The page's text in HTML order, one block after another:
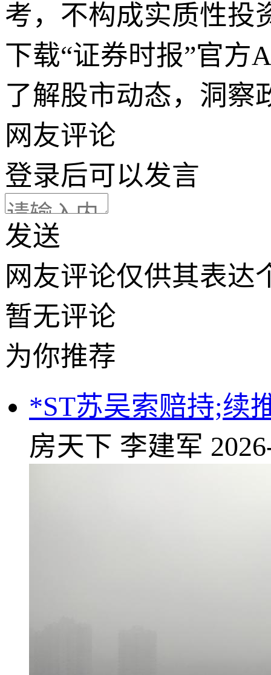
考，不构成实质性投
下载“证券时报”官方
了解股市动态，洞察
网友评论
登录后可以发言
发送
网友评论仅供其表达
暂无评论
为你推荐
*ST苏吴索赔持;续
房天下 李建军